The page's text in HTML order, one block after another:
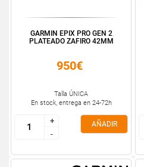
GARMIN EPIX PRO GEN 2
PLATEADO ZAFIRO 42MM
950€
Talla ÚNICA
En stock, entrega en 24-72h
+
-
+
-
AÑADIR